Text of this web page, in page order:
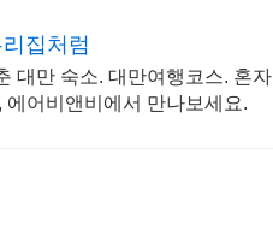
집처럼
대만 숙소. 대만여행코스. 혼자
어비앤비에서 만나보세요.